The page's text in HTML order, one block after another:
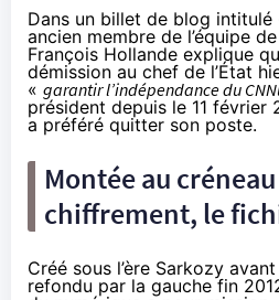
Dans un billet de blog intitulé
ancien membre de l’équipe
François Hollande explique
démission au chef de l’État
« garantir l’indépendance du
président depuis le 11 février
a préféré quitter son poste.
Montée au
chiffrement, le
Créé sous l’ère Sarkozy
refondu par la gauche fin